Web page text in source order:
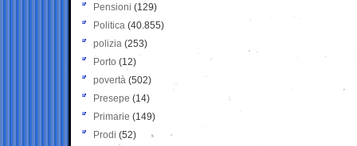
Pensioni (129)
Politica (40.855)
polizia (253)
Porto (12)
povertà (502)
Presepe (14)
Primarie (149)
Prodi (52)